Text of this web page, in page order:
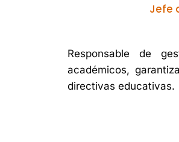
Jefe
Responsable de
académicos,
directivas educativas.